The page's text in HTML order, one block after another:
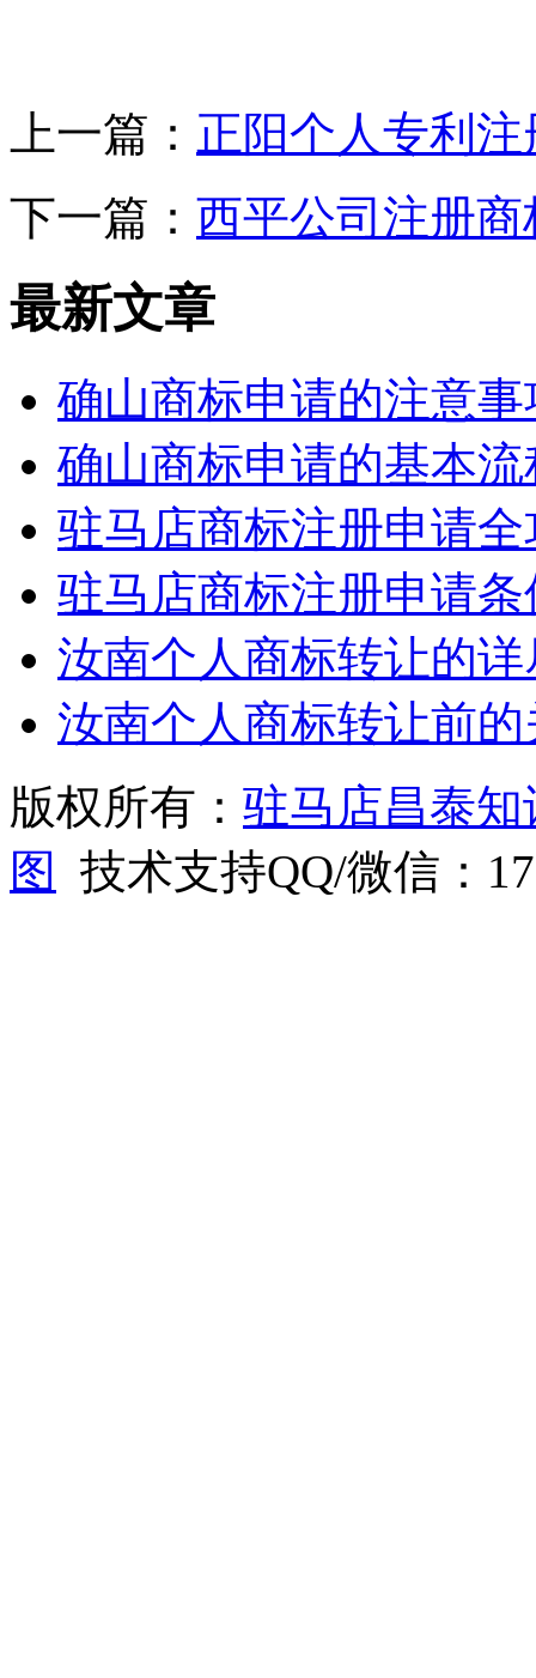
上一篇： 正阳个人专利
下一篇： 西平公司注册
最新文章
确山商标申请的注意事
确山商标申请的基本流
驻马店商标注册申请全
驻马店商标注册申请
汝南个人商标转让的
汝南个人商标转让前
版权所有： 驻马店昌泰
图
技术支持QQ/微信：